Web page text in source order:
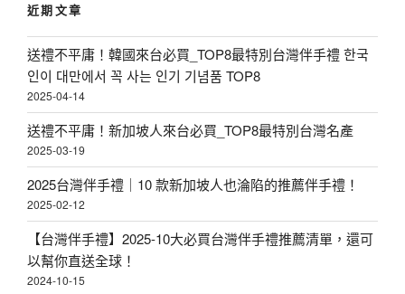
！
〉
在
i
C
a
r
r
y
〉
字
:
近期文章
送禮不平庸！韓國來台必買_TOP8最特別台灣伴手禮 한국
인이 대만에서 꼭 사는 인기 기념품 TOP8
2025-04-14
送禮不平庸！新加坡人來台必買_TOP8最特別台灣名產
2025-03-19
2025台灣伴手禮｜10 款新加坡人也淪陷的推薦伴手禮！
2025-02-12
【台灣伴手禮】2025-10大必買台灣伴手禮推薦清單，還可
以幫你直送全球！
2024-10-15